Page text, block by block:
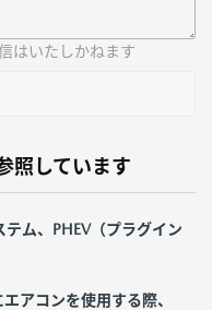
はいたしかねます
照しています
テム、PHEV（プラグイン
アコンを使用する際、